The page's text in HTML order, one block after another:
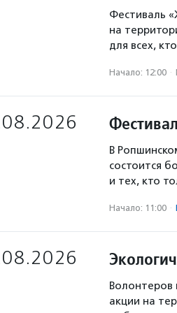
Фестиваль
на
для всех,
Начало: 12:00 ·
В
состоится
и тех, кто
Начало: 11:00 ·
Волонтеров
акции на